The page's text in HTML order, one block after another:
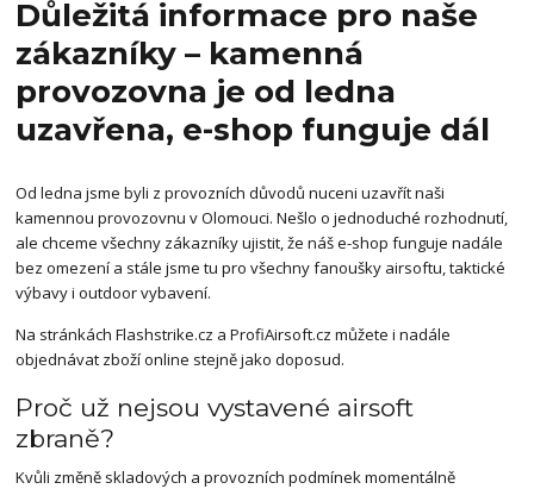
Důležitá informace pro naše
zákazníky – kamenná
provozovna je od ledna
uzavřena, e-shop funguje dál
Od ledna jsme byli z provozních důvodů nuceni uzavřít naši
kamennou provozovnu v Olomouci. Nešlo o jednoduché rozhodnutí,
ale chceme všechny zákazníky ujistit, že náš e-shop funguje nadále
bez omezení a stále jsme tu pro všechny fanoušky airsoftu, taktické
výbavy i outdoor vybavení.
Na stránkáchFlashstrike.cz aProfiAirsoft.cz můžete i nadále
objednávat zboží online stejně jako doposud.
Proč už nejsou vystavené airsoft
zbraně?
Kvůli změně skladových a provozních podmínek momentálně